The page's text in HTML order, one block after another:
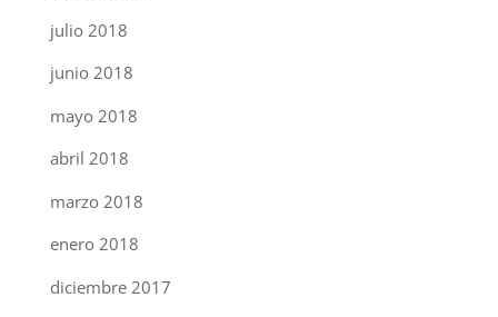
julio 2018
junio 2018
mayo 2018
abril 2018
marzo 2018
enero 2018
diciembre 2017